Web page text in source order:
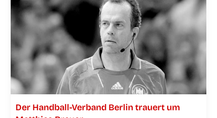
Der Han­­d­­­ball-Ver­­­­­band Ber­lin trau­ert um